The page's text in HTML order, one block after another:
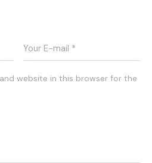
website in this browser for the